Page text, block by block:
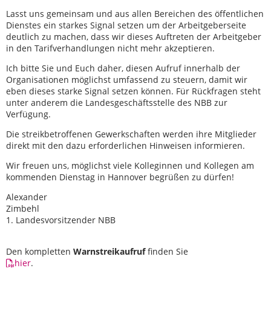
Lasst uns gemeinsam und aus allen Bereichen des öffentlichen
Dienstes ein starkes Signal setzen um der Arbeitgeberseite
deutlich zu machen, dass wir dieses Auftreten der Arbeitgeber
in den Tarifverhandlungen nicht mehr akzeptieren.
Ich bitte Sie und Euch daher, diesen Aufruf innerhalb der
Organisationen möglichst umfassend zu steuern, damit wir
eben dieses starke Signal setzen können. Für Rückfragen steht
unter anderem die Landesgeschäftsstelle des NBB zur
Verfügung.
Die streikbetroffenen Gewerkschaften werden ihre Mitglieder
direkt mit den dazu erforderlichen Hinweisen informieren.
Wir freuen uns, möglichst viele Kolleginnen und Kollegen am
kommenden Dienstag in Hannover begrüßen zu dürfen!
Alexander
1. Landesvorsitzender NBB
Den kompletten Warnstreikaufruffinden Sie
hier.